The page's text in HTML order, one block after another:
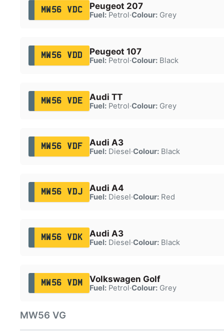
MW56 VDC Peugeot 207
Fuel:Petrol·Colour:Grey
MW56 VDD Peugeot 107
Fuel:Petrol·Colour:Black
MW56 VDE Audi TT
Fuel:Petrol·Colour:Grey
MW56 VDF Audi A3
Fuel:Diesel·Colour:Black
MW56 VDJ Audi A4
Fuel:Diesel·Colour:Red
MW56 VDK Audi A3
Fuel:Diesel·Colour:Black
MW56 VDM Volkswagen Golf
Fuel:Petrol·Colour:Grey
MW56 VG